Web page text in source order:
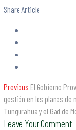
Share Article
Previous El Gobierno
gestión en los planes de
Tungurahua y el Gad de
Leave Your Comment